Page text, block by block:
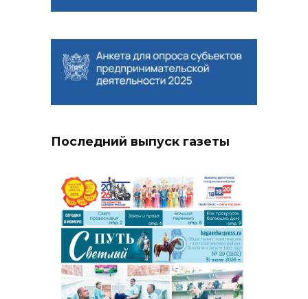
Последний выпуск газеты